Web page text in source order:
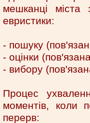
мешканці міста
евристики:
- пошуку
- оцінки
- вибору
Процес
моментів, коли
перерв: